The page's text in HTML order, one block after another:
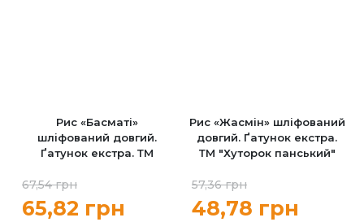
Рис «Басматі»
шліфований довгий.
Ґатунок екстра. ТМ
67,54 грн
65,82 грн
Рис «Жасмін» шліфований
довгий. Ґатунок екстра.
ТМ "Хуторок панський"
57,36 грн
48,78 грн